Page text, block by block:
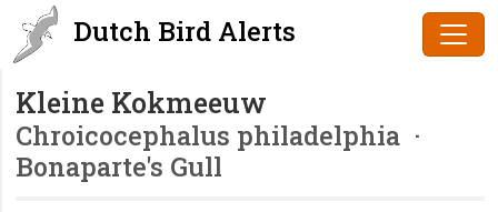
Dutch Bird Alerts
Kleine Kokmeeuw
Chroicocephalus philadelphia ·
Bonaparte's Gull